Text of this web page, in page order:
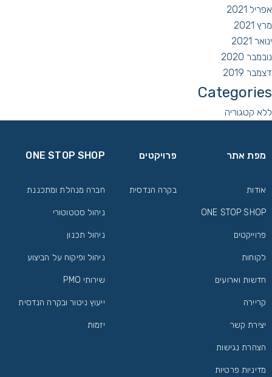
אפריל 2021
מרץ 2021
ינואר 2021
נובמבר 2020
דצמבר 2019
Categories
ללא קטגוריה
מפת אתר
אודות
ONE STOP SHOP
פרוייקטים
לקוחות
חדשות וארועים
קריירה
יצירת קשר
הצהרת נגישות
מדיניות פרטיות
פרויקטים
בקרה הנדסית
ONE STOP SHOP
חברה מנהלת ומתכננת
ניהול סטטוטורי
ניהול תכנון
ניהול ופיקוח על הביצוע
שירותי PMO
ייעוץ ניטור ובקרה הנדסית
יזמות